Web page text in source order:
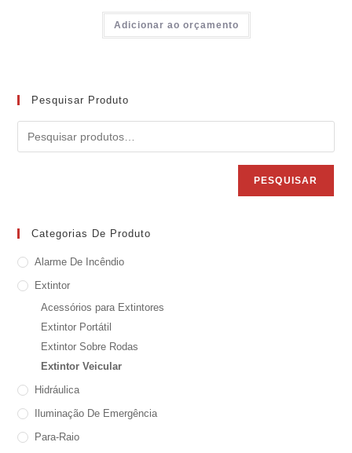
Avalia
ção
Adicionar ao orçamento
Pesquisar Produto
PESQUISAR
Categorias De Produto
Alarme De Incêndio
Extintor
Acessórios para Extintores
Extintor Portátil
Extintor Sobre Rodas
Extintor Veicular
Hidráulica
Iluminação De Emergência
Para-Raio